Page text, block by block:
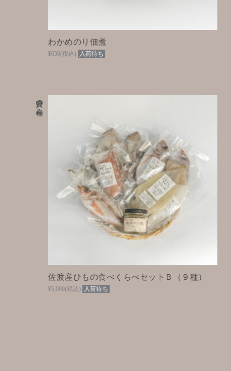
わかめのり佃煮
¥650(税込) 入荷待ち
佐渡産ひもの食べくらべセットＢ（９種）
贅沢の極み
¥5,000(税込) 入荷待ち